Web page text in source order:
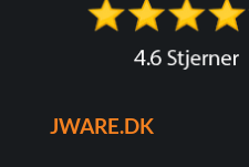
JWARE.DK